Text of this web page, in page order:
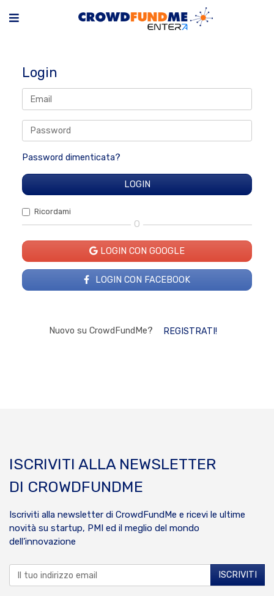
Login
Password dimenticata?
Ricordami
O
LOGIN CON GOOGLE
LOGIN CON FACEBOOK
Nuovo su CrowdFundMe? REGISTRATI!
ISCRIVITI ALLA NEWSLETTER
DI CROWDFUNDME
Iscriviti alla newsletter di CrowdFundMe e ricevi le ultime
novità su startup, PMI ed il meglio del mondo
dell’innovazione